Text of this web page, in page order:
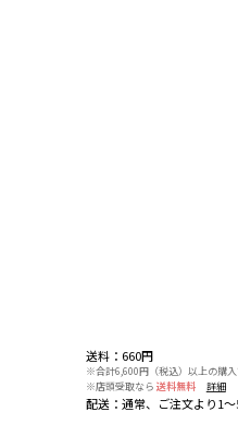
送料： 660円
※合計6,600円（税込）以上の購入
※店頭受取なら 送料無料 詳細
配送： 通常、ご注文より1